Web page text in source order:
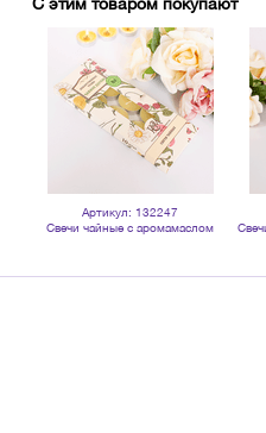
Артикул: 132247
Свечи чайные с аромамаслом